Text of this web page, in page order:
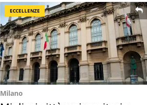
ECCELLENZE
Milano